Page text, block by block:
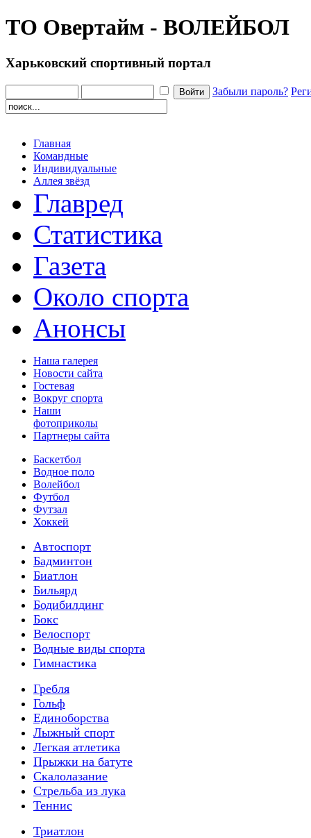
ТО Овертайм - ВОЛЕЙБОЛ
Харьковский спортивный портал
Забыли пароль?
Главная
Командные
Индивидуальные
Аллея звёзд
Главред
Статистика
Газета
Около спорта
Анонсы
Наша галерея
Новости сайта
Гостевая
Вокруг спорта
Наши
фотоприколы
Партнеры сайта
Баскетбол
Водное поло
Волейбол
Футбол
Футзал
Хоккей
Автоспорт
Бадминтон
Биатлон
Бильярд
Бодибилдинг
Бокс
Велоспорт
Водные виды спорта
Гимнастика
Гребля
Гольф
Единоборства
Лыжный спорт
Легкая атлетика
Прыжки на батуте
Скалолазание
Стрельба из лука
Теннис
Триатлон